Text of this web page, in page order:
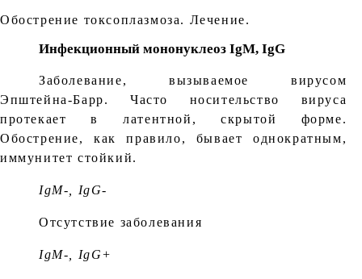
Обострение токсоплазмоза. Лечение.
Инфекционный мононуклеоз IgM, IgG
Заболевание, вызываемое вирусом
Эпштейна-Барр. Часто носительство вируса
протекает в латентной, скрытой форме.
Обострение, как правило, бывает однократным,
иммунитет стойкий.
IgM-, IgG-
Отсутствие заболевания
IgM-, IgG+